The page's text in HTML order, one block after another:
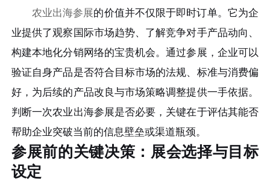
农业出海参展的价值并不仅限于即时订单。它为企
业提供了观察国际市场趋势、了解竞争对手产品动向、
构建本地化分销网络的宝贵机会。通过参展，企业可以
验证自身产品是否符合目标市场的法规、标准与消费偏
好，为后续的产品改良与市场策略调整提供一手依据。
判断一次农业出海参展是否必要，关键在于评估其能否
帮助企业突破当前的信息壁垒或渠道瓶颈。
参展前的关键决策：展会选择与目标
设定